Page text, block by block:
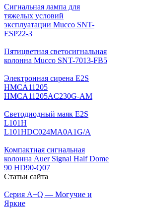
Сигнальная лампа для
тяжелых условий
эксплуатации Mucco SNT-
ESP22-3
Пятицветная светосигнальная
колонна Mucco SNT-7013-FB5
Электронная сирена E2S
HMCA11205
HMCA11205AC230G-AM
Светодиодный маяк E2S
L101H
L101HDC024MA0A1G/A
Компактная сигнальная
колонна Auer Signal Half Dome
90 HD90-Q07
Статьи сайта
Серия A+Q — Могучие и
Яркие